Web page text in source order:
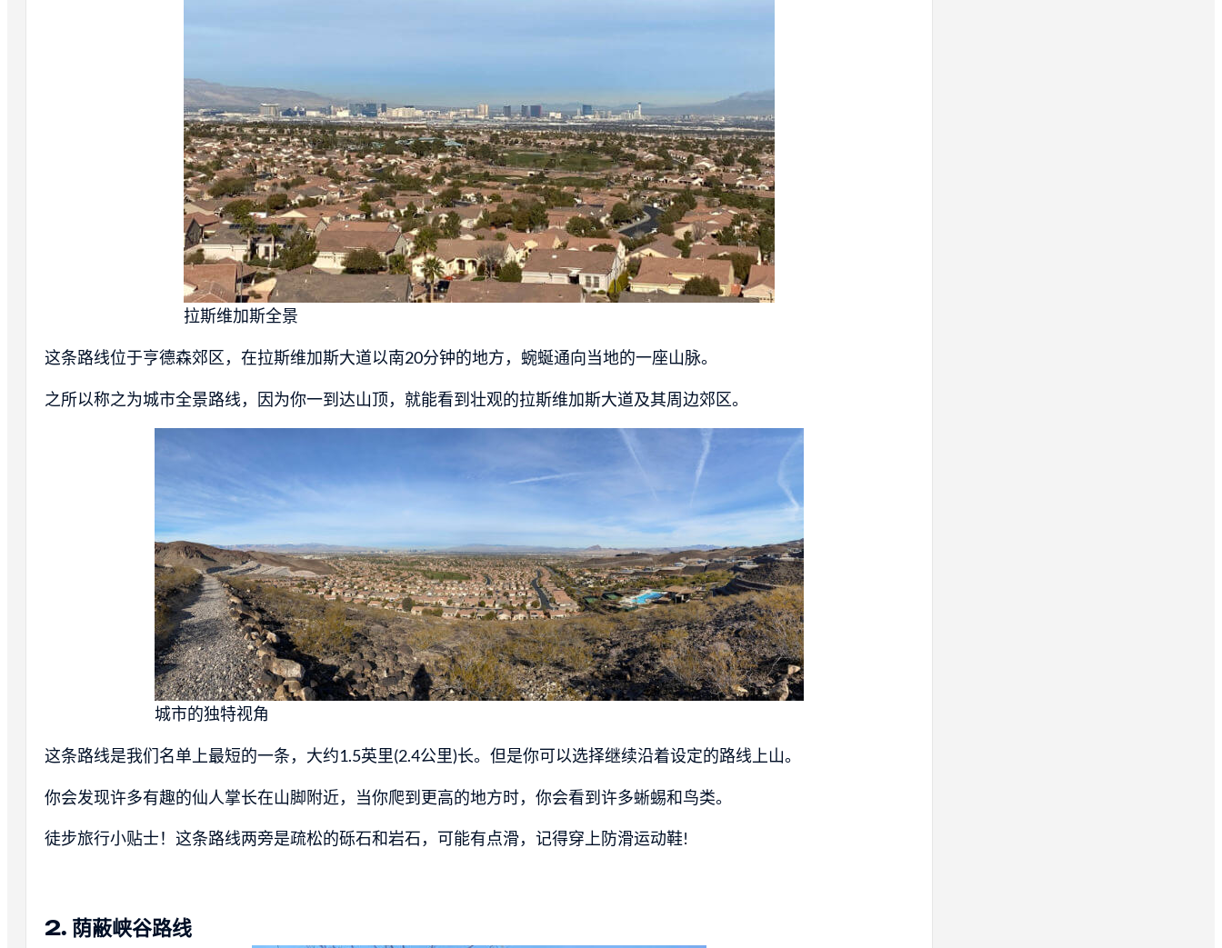
拉斯维加斯全景
这条路线位于亨德森郊区，在拉斯维加斯大道以南20分钟的地方，蜿蜒通向当地的一座山脉。
之所以称之为城市全景路线，因为你一到达山顶，就能看到壮观的拉斯维加斯大道及其周边郊区。
城市的独特视角
这条路线是我们名单上最短的一条，大约1.5英里(2.4公里)长。但是你可以选择继续沿着设定的路线上山。
你会发现许多有趣的仙人掌长在山脚附近，当你爬到更高的地方时，你会看到许多蜥蜴和鸟类。
徒步旅行小贴士！这条路线两旁是疏松的砾石和岩石，可能有点滑，记得穿上防滑运动鞋!
2. 荫蔽峡谷路线